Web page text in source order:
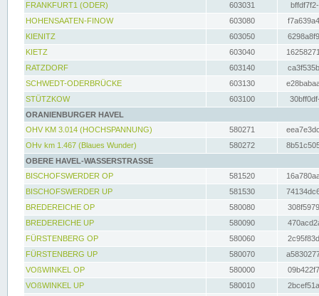
FRANKFURT1 (ODER)
603031
HOHENSAATEN-FINOW
603080
KIENITZ
603050
KIETZ
603040
RATZDORF
603140
SCHWEDT-ODERBRÜCKE
603130
STÜTZKOW
603100
ORANIENBURGER HAVEL
OHV KM 3.014 (HOCHSPANNUNG)
580271
OHv km 1.467 (Blaues Wunder)
580272
OBERE HAVEL-WASSERSTRASSE
BISCHOFSWERDER OP
581520
BISCHOFSWERDER UP
581530
BREDEREICHE OP
580080
BREDEREICHE UP
580090
FÜRSTENBERG OP
580060
FÜRSTENBERG UP
580070
VOßWINKEL OP
580000
VOßWINKEL UP
580010